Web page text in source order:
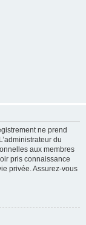
ne prend
du
aux membres
pris connaissance
privée. Assurez-vous